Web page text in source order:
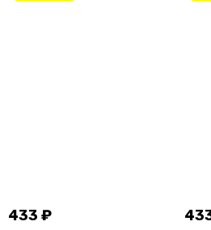
433 ₽